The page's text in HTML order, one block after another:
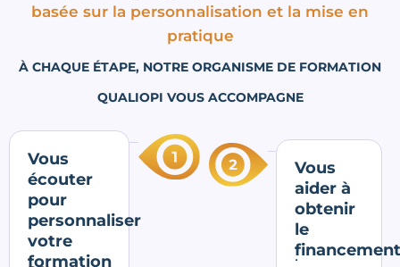
basée sur la personnalisation et la mise en
pratique
À CHAQUE ÉTAPE, NOTRE ORGANISME DE FORMATION
QUALIOPI VOUS ACCOMPAGNE
Vous
écouter
pour
personnaliser
votre
formation
Vous
aider à
obtenir
le
financement
•